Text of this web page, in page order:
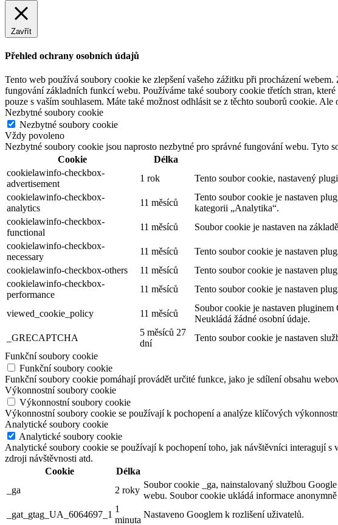
Zavřít
Přehled ochrany osobních údajů
Tento web používá soubory cookie ke zlepšení vašeho zážitku při procházení
fungování základních funkcí webu. Používáme také soubory cookie třetích stran,
pouze s vaším souhlasem. Máte také možnost odhlásit se z těchto souborů cookie.
Nezbytné soubory cookie
Nezbytné soubory cookie
Vždy povoleno
Nezbytné soubory cookie jsou naprosto nezbytné pro správné fungování webu.
Cookie
Délka
cookielawinfo-checkbox-
advertisement
1 rok
Tento soubor cookie, nastavený
cookielawinfo-checkbox-
analytics
11 měsíců
Tento soubor cookie je nastaven
kategorii „Analytika“.
cookielawinfo-checkbox-
functional
11 měsíců
Soubor cookie je nastaven na
cookielawinfo-checkbox-
necessary
11 měsíců
Tento soubor cookie je nastaven
cookielawinfo-checkbox-others
11 měsíců
Tento soubor cookie je nastaven
cookielawinfo-checkbox-
performance
11 měsíců Tento soubor cookie je nastaven
viewed_cookie_policy 11 měsíců
Soubor cookie je nastaven
Neukládá žádné osobní údaje.
_GRECAPTCHA
5 měsíců 27
dní
Tento soubor cookie je nastaven
Funkční soubory cookie
Funkční soubory cookie
Funkční soubory cookie pomáhají provádět určité funkce, jako je sdílení obsahu
Výkonnostní soubory cookie
Výkonnostní soubory cookie
Výkonnostní soubory cookie se používají k pochopení a analýze klíčových
Analytické soubory cookie
Analytické soubory cookie
Analytické soubory cookie se používají k pochopení toho, jak návštěvníci interagují
zdroji návštěvnosti atd.
Cookie
Délka
_ga
2 roky
Soubor cookie _ga, nainstalovaný službou
webu. Soubor cookie ukládá informace
_gat_gtag_UA_6064697_1
1
minuta
Nastaveno Googlem k rozlišení uživatelů.